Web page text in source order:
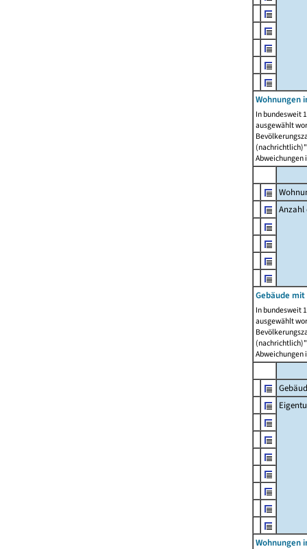
Wohnungen
In bundesweit
ausgewählt
Abweichungen
Anzahl
Gebäude
In bundesweit
ausgewählt
Abweichungen
Wohnungen